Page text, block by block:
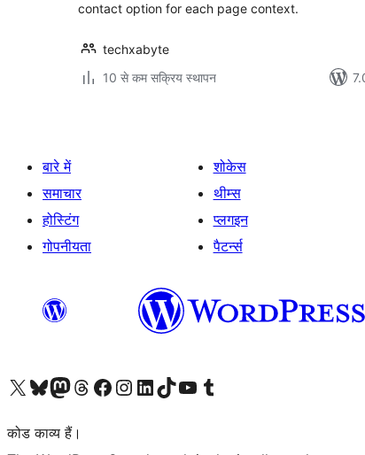
contact option for each page context.
techxabyte
10 से कम सक्रिय स्थापन
बारे में
समाचार
होस्टिंग
गोपनीयता
शोकेस
थीम्स
प्लगइन
पैटर्न्स
Visit our X (formerly Twitter) account
हमारे बलुस्की खाते पर जाएँVisit our Mastodon account
हमारे थ्रेड्स अकाउंट पर जाएंहमारे फेसबुक पेज पर जाएँहमारे इंस्टाग्राम अकाउंट पर जाएंहमारे लिंक्डइन खाते पर जाएँहमारे टिकटॉक खाते पर जाएँहमारे यूट्यूब चैनल पर जाएंहमारे Tumblr खाते पर जाएँ
कोड काव्य हैं।